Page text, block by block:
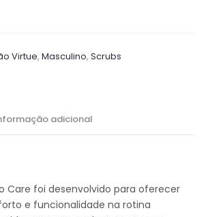
Virtue, Masculino, Scrubs
adicional
Care foi desenvolvido para oferecer
e funcionalidade na rotina